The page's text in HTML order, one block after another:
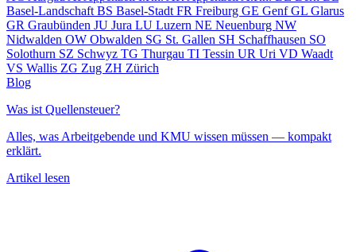
Basel-Landschaft BS Basel-Stadt FR Freiburg GE GenfGL Glarus
GR Graubünden JU Jura LU Luzern NE Neuenburg NW
Nidwalden OW Obwalden SG St. Gallen SH Schaffhausen SO
Solothurn SZ Schwyz TG Thurgau TI Tessin UR Uri VD Waadt
VS Wallis ZG Zug ZH Zürich
Blog
Was ist Quellensteuer?
Alles, was Arbeitgebende und KMU wissen müssen — kompakt
erklärt.
Artikel lesen